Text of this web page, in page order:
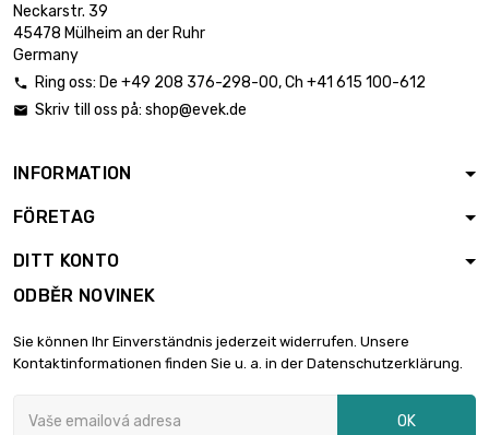
Neckarstr. 39
45478 Mülheim an der Ruhr
Germany
 Ring oss: De +49 208 376-298-00, Ch +41 615 100-612
 Skriv till oss på: shop@evek.de
INFORMATION
FÖRETAG
DITT KONTO
ODBĚR NOVINEK
Sie können Ihr Einverständnis jederzeit widerrufen. Unsere
Kontaktinformationen finden Sie u. a. in der Datenschutzerklärung.
OK